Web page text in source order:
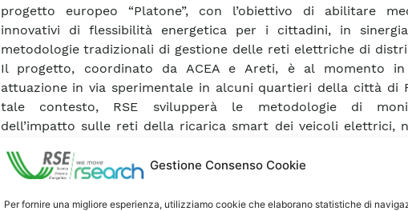
Gestione Consenso Cookie
Per fornire una migliore esperienza, utilizziamo cookie che elaborano statistiche di
progetto europeo “Platone”, con l’obiettivo di abilitare
innovativi di flessibilità energetica per i cittadini, in
metodologie tradizionali di gestione delle reti elettriche di
Il progetto, coordinato da ACEA e Areti, è al momento
attuazione in via sperimentale in alcuni quartieri della città di
tale contesto, RSE svilupperà le metodologie di
dell’impatto sulle reti della ricarica smart dei veicoli elettrici,
indicatori tecnico-economici.
“L’evoluzione verso la mobilità elettrica è un percorso che
affrontare con convinzione, inserendosi nel più ampio